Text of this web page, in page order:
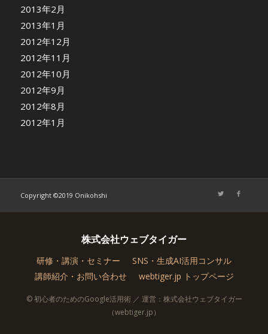
2013年2月
2013年1月
2012年12月
2012年11月
2012年10月
2012年9月
2012年8月
2012年1月
Copyright ©2019 Onikohshi
株式会社ウェブタイガー
研修・講演・セミナー
SNS・生成AI活用コンサル
講師紹介・お問い合わせ
webtiger.jp トップページ
© 初心者のためのGoogle活用術 ／ 運営：株式会社ウェブタイガー
（webtiger.jp）